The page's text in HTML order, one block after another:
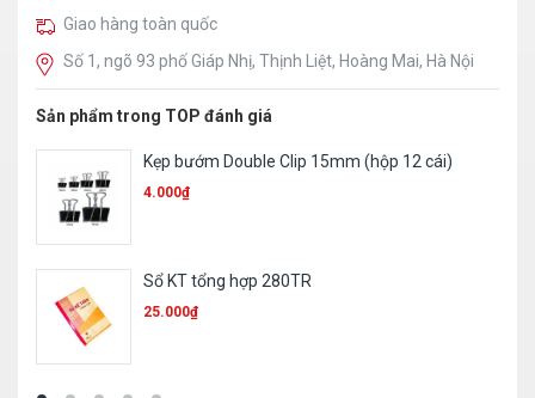
Giao hàng toàn quốc
Số 1, ngõ 93 phố Giáp Nhị, Thịnh Liệt, Hoàng Mai, Hà Nội
Sản phẩm trong TOP đánh giá
File 2 còng nhựa – 2,5Cm
16.000
Túi E355 Plus – A4
2.800₫